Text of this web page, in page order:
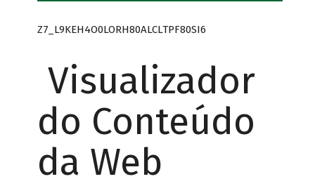
Z7_L9KEH4O0LORH80ALCLTPF80SI6
Visualizador
do Conteúdo
da Web